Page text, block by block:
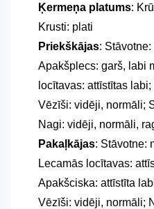
Ķermeņa platums:
Krusti: plati
Priekškājas:
Apakšplecs: garš, labi
locītavas: attīstītas
Vēzīši: vidēji, normāli;
Nagi: vidēji, normāli,
Pakaļkājas: Stāvotne:
Lecamās locītavas:
Apakšciska: attīstīta
Vēzīši: vidēji, normāli;